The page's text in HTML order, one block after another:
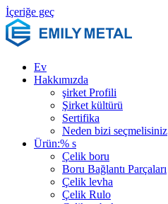
İçeriğe geç
Ev
Hakkımızda
şirket Profili
Şirket kültürü
Sertifika
Neden bizi seçmelisiniz
Ürün:% s
Çelik boru
Boru Bağlantı Parçaları
Çelik levha
Çelik Rulo